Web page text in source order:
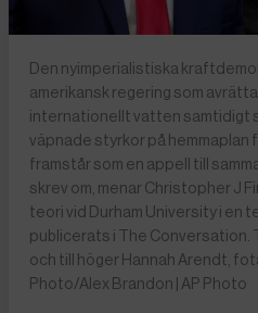
Den nyimperialistiska
amerikansk regering som
internationellt vatten samtidigt
väpnade styrkor på
framstår som en appell till
skrev om, menar Christopher J
teori vid Durham University i en
publicerats i The Conversation.
och till höger Hannah Arendt,
Photo/Alex Brandon | AP Photo